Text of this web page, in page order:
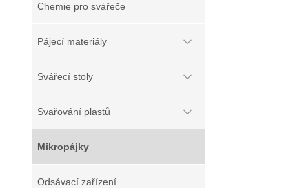
Chemie pro svářeče
Pájecí materiály
Svářecí stoly
Svařování plastů
Mikropájky
Odsávací zařízení